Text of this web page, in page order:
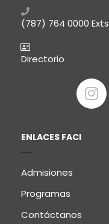
(787) 764 0000
Directorio
ENLACES FACI
Admisiones
Programas
Contáctanos